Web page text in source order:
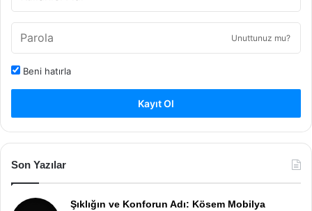
Unuttunuz mu?
Beni hatırla
Kayıt Ol
Son Yazılar
Şıklığın ve Konforun Adı: Kösem Mobilya